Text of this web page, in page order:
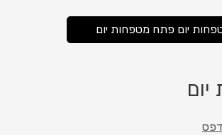
יום פתח מטפחות יום